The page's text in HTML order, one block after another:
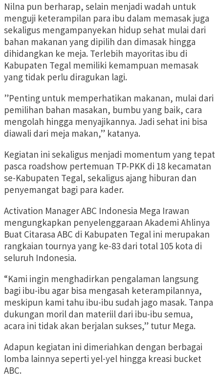
Nilna pun berharap, selain menjadi wadah untuk
menguji keterampilan para ibu dalam memasak juga
sekaligus mengampanyekan hidup sehat mulai dari
bahan makanan yang dipilih dan dimasak hingga
dihidangkan ke meja. Terlebih mayoritas ibu di
Kabupaten Tegal memiliki kemampuan memasak
yang tidak perlu diragukan lagi.
”Penting untuk memperhatikan makanan, mulai dari
pemilihan bahan masakan, bumbu yang baik, cara
mengolah hingga menyajikannya. Jadi sehat ini bisa
diawali dari meja makan,” katanya.
Kegiatan ini sekaligus menjadi momentum yang tepat
pasca roadshow pertemuan TP-PKK di 18 kecamatan
se-Kabupaten Tegal, sekaligus ajang hiburan dan
penyemangat bagi para kader.
Activation Manager ABC Indonesia Mega Irawan
mengungkapkan penyelenggaraan Akademi Ahlinya
Buat Citarasa ABC di Kabupaten Tegal ini merupakan
rangkaian tournya yang ke-83 dari total 105 kota di
seluruh Indonesia.
“Kami ingin menghadirkan pengalaman langsung
bagi ibu-ibu agar bisa mengasah keterampilannya,
meskipun kami tahu ibu-ibu sudah jago masak. Tanpa
dukungan moril dan materiil dari ibu-ibu semua,
acara ini tidak akan berjalan sukses,” tutur Mega.
Adapun kegiatan ini dimeriahkan dengan berbagai
lomba lainnya seperti yel-yel hingga kreasi bucket
ABC.